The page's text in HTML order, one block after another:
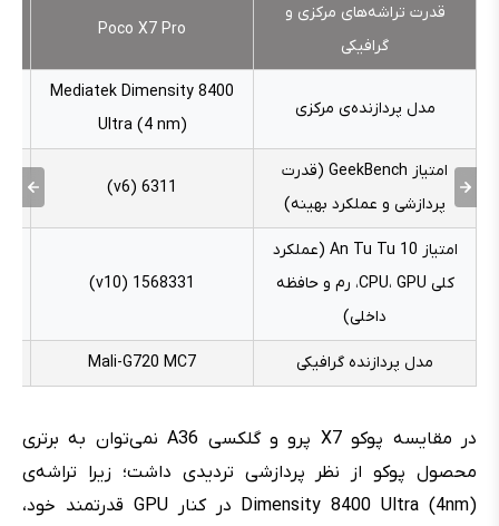
قدرت تراشه‌های مرکزی و
گرافیکی
Poco X7 Pro
مدل پردازنده‌ی مرکزی
Mediatek Dimensity 8400
Ultra (4 nm)
امتیاز GeekBench (قدرت
پردازشی و عملکرد بهینه)
6311 (v6)
امتیاز An Tu Tu 10 (عملکرد
کلی CPU، GPU، رم و حافظه
داخلی)
1568331 (v10)
مدل پردازنده گرافیکی Mali-G720 MC7
در مقایسه پوکو X7 پرو و گلکسی A36 نمی‌توان به برتری
محصول پوکو از نظر پردازشی تردیدی داشت؛ زیرا تراشه‌ی
Dimensity 8400 Ultra (4nm) در کنار GPU قدرتمند خود،